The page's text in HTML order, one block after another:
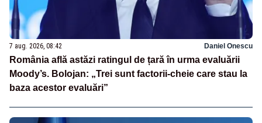
7 aug. 2026, 08:42 Daniel Onescu
România află astăzi ratingul de țară în urma evaluării
Moody’s. Bolojan: „Trei sunt factorii-cheie care stau la
baza acestor evaluări”